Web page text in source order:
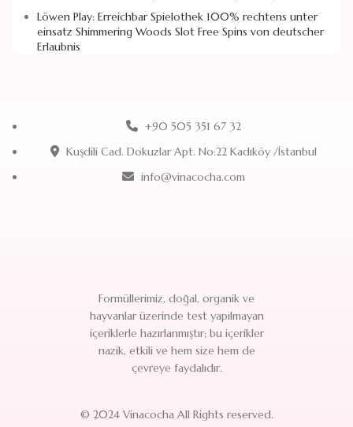
Löwen Play: Erreichbar Spielothek 100% rechtens unter
einsatz Shimmering Woods Slot Free Spins von deutscher
Erlaubnis
+90 505 351 67 32
Kuşdili Cad. Dokuzlar Apt. No:22 Kadıköy /İstanbul
info@vinacocha.com
Formüllerimiz, doğal, organik ve
hayvanlar üzerinde test yapılmayan
içeriklerle hazırlanmıştır; bu içerikler
nazik, etkili ve hem size hem de
çevreye faydalıdır.
© 2024 Vinacocha All Rights reserved.